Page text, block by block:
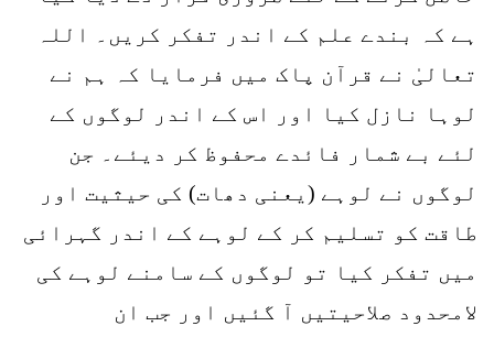
ہے کہ بندے علم کے اندر تفکر کریں۔ اللہ
تعالیٰ نے قرآن پاک میں فرمایا کہ ہم نے
لوہا نازل کیا اور اس کے اندر لوگوں کے
لئے بے شمار فائدے محفوظ کر دیئے۔ جن
لوگوں نے لوہے (یعنی دھات) کی حیثیت اور
طاقت کو تسلیم کر کے لوہے کے اندر گہرائی
میں تفکر کیا تو لوگوں کے سامنے لوہے کی
لامحدود صلاحیتیں آ گئیں اور جب ان